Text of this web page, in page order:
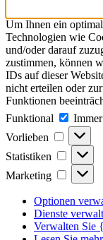
Um Ihnen ein
Technologien wie
und/oder darauf
zustimmen, können
IDs auf dieser
nicht erteilen oder
Funktionen
Funktional
Vorlieben
Statistiken
Marketing
Optionen
Dienste
Verwalten Sie